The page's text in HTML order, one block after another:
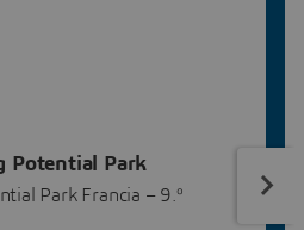
Potential Park
Park Francia – 9.º